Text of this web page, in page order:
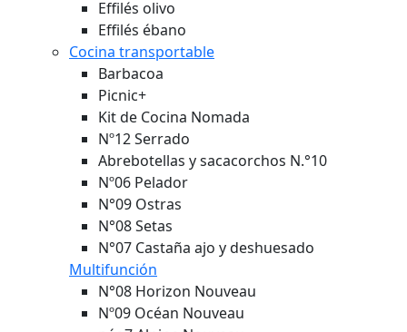
Effilés olivo
Effilés ébano
Cocina transportable
Barbacoa
Picnic+
Kit de Cocina Nomada
Nº12 Serrado
Abrebotellas y sacacorchos N.°10
Nº06 Pelador
N°09 Ostras
N°08 Setas
N°07 Castaña ajo y deshuesado
Multifunción
N°08 Horizon Nouveau
Nº09 Océan Nouveau